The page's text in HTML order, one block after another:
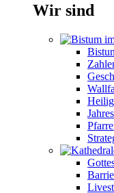
Wir sind